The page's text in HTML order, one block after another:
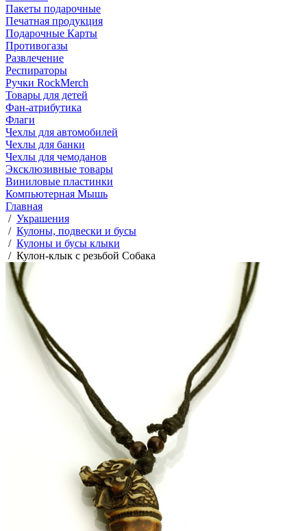
Пакеты подарочные
Печатная продукция
Подарочные Карты
Противогазы
Развлечение
Респираторы
Ручки RockMerch
Товары для детей
Фан-атрибутика
Флаги
Чехлы для автомобилей
Чехлы для банки
Чехлы для чемоданов
Эксклюзивные товары
Виниловые пластинки
Компьютерная Мышь
Главная
/ Украшения
/ Кулоны, подвески и бусы
/ Кулоны и бусы клыки
/ Кулон-клык с резьбой Собака